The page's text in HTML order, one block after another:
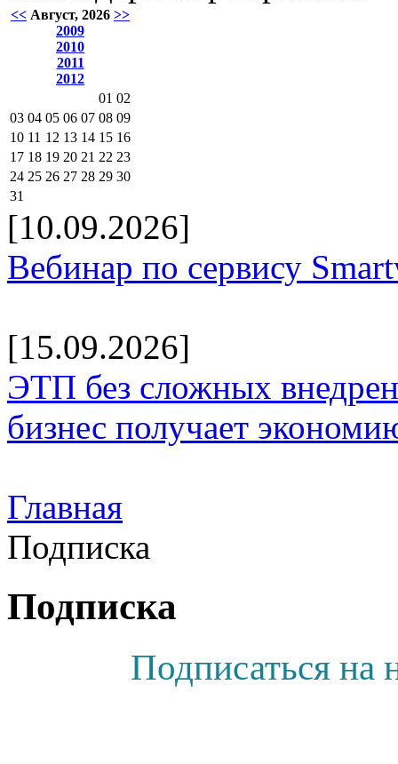
<< Август, 2026 >>
2009
2010
2011
2012
01 02
03 04 05 06 07 08 09
10 11 12 13 14 15 16
17 18 19 20 21 22 23
24 25 26 27 28 29 30
31
[10.09.2026]
Вебинар по сервису
[15.09.2026]
ЭТП без сложных
бизнес получает
Главная
Подписка
Подписка
Подписаться на